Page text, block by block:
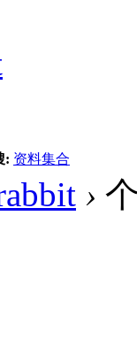
: 资料集合
›